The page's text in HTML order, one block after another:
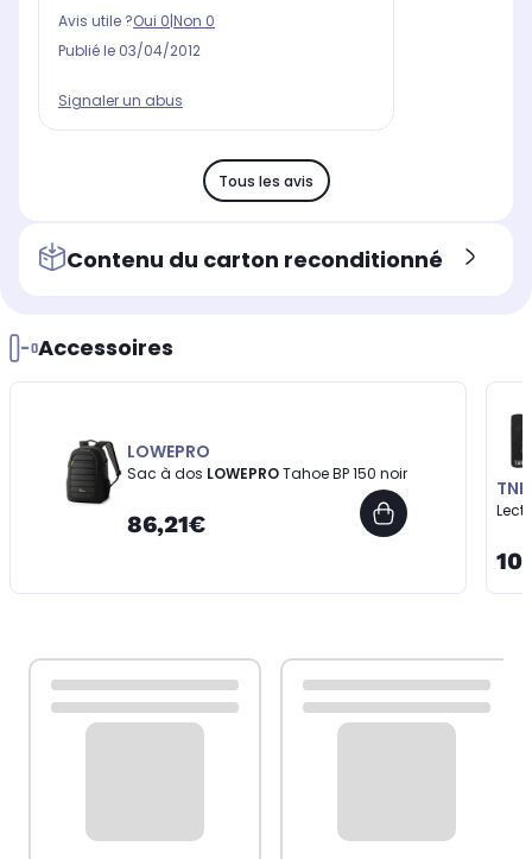
Avis utile ?Oui 0 Non 0
Publié le 03/04/2012
Signaler un abus
Tous les avis
Contenu du carton reconditionné
Accessoires
LOWEPRO
Sac à dos LOWEPRO Tahoe BP 150 noir
86,21€
TNB